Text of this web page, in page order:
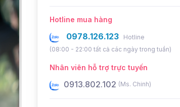
Hotline mua hàng
0978.126.123
Hotline
(08:00 - 22:00 tất cả các ngày trong tuần)
Nhân viên hỗ trợ trực tuyến
0931.802.102 (Ms. Điệp)